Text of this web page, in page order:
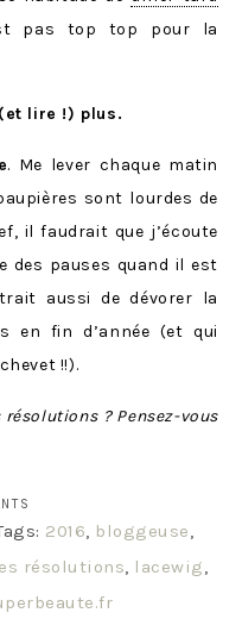
pas top top pour la
lire !) plus.
. Me lever chaque matin
sont lourdes de
il faudrait que j’écoute
des pauses quand il est
aussi de dévorer la
en fin d’année (et qui
!!).
? Pensez-vous
2016, bloggeuse,
résolutions, lacewig,